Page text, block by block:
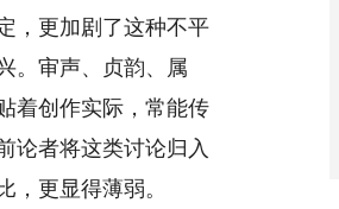
，更加剧了这种不平
。审声、贞韵、属
着创作实际，常能传
论者将这类讨论归入
更显得薄弱。